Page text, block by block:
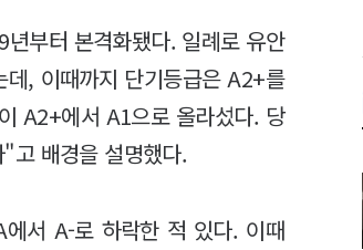
부터 본격화됐다. 일례로 유안
, 이때까지 단기등급은 A2+를
A2+에서 A1으로 올라섰다. 당
고 배경을 설명했다.
서 A-로 하락한 적 있다. 이때